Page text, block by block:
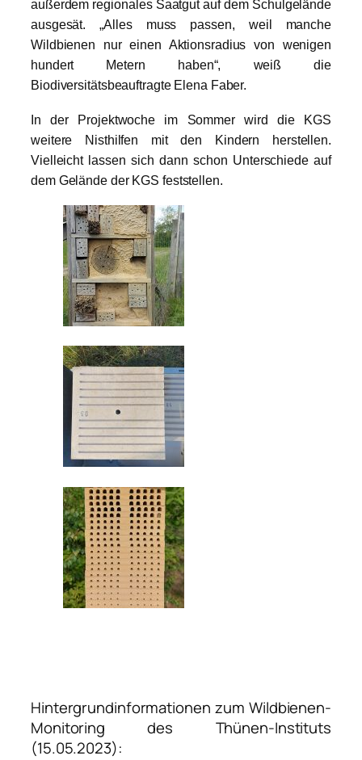
außerdem regionales Saatgut auf dem Schulgelände
ausgesät. „Alles muss passen, weil manche
Wildbienen nur einen Aktionsradius von wenigen
hundert Metern haben“, weiß die
Biodiversitätsbeauftragte Elena Faber.
In der Projektwoche im Sommer wird die KGS
weitere Nisthilfen mit den Kindern herstellen.
Vielleicht lassen sich dann schon Unterschiede auf
dem Gelände der KGS feststellen.
Hintergrundinformationen zum Wildbienen-
Monitoring des Thünen-Instituts
(15.05.2023):